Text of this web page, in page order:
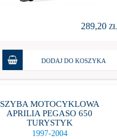
289,20 ZŁ
DODAJ DO KOSZYKA
SZYBA MOTOCYKLOWA
APRILIA PEGASO 650
TURYSTYK
1997-2004